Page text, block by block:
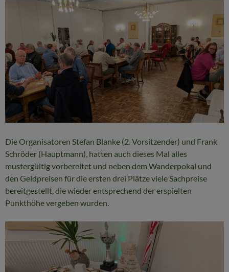
Die Organisatoren Stefan Blanke (2. Vorsitzender) und Frank
Schröder (Hauptmann), hatten auch dieses Mal alles
mustergültig vorbereitet und neben dem Wanderpokal und
den Geldpreisen für die ersten drei Plätze viele Sachpreise
bereitgestellt, die wieder entsprechend der erspielten
Punkthöhe vergeben wurden.